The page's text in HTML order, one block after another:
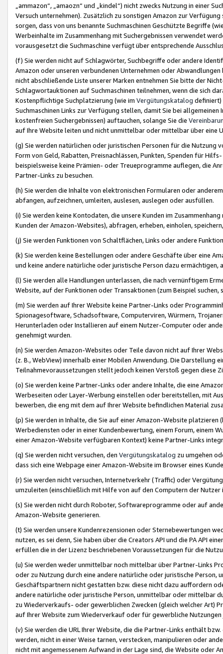
„ammazon“, „amaozn“ und „kindel“) nicht zwecks Nutzung in einer
Versuch unternehmen). Zusätzlich zu sonstigen Amazon zur
sorgen, dass von uns benannte Suchmaschinen Geschützte Begriffe
Werbeinhalte im Zusammenhang mit Suchergebnissen verwendet
vorausgesetzt die Suchmaschine verfügt über entsprechende
(f) Sie werden nicht auf Schlagwörter, Suchbegriffe oder andere
Amazon oder unseren verbundenen Unternehmen oder
nicht abschließende Liste unserer Marken entnehmen Sie bitte der
Schlagwortauktionen auf Suchmaschinen teilnehmen, wenn die sich
Kostenpflichtige Suchplatzierung (wie im Vergütungskatalog definiert)
Suchmaschinen Links zur Verfügung stellen, damit Sie bei
kostenfreien Suchergebnissen) auftauchen, solange Sie die
auf Ihre Website leiten und nicht unmittelbar oder mittelbar über eine
(g) Sie werden natürlichen oder juristischen Personen für die Nutzung
Form von Geld, Rabatten, Preisnachlässen, Punkten, Spenden für
beispielsweise keine Prämien- oder Treueprogramme auflegen, die
Partner-Links zu besuchen.
(h) Sie werden die Inhalte von elektronischen Formularen oder
abfangen, aufzeichnen, umleiten, auslesen, auslegen oder ausfüllen.
(i) Sie werden keine Kontodaten, die unsere Kunden im
Kunden der Amazon-Websites), abfragen, erheben, einholen,
(j) Sie werden Funktionen von Schaltflächen, Links oder andere
(k) Sie werden keine Bestellungen oder andere Geschäfte über eine
und keine andere natürliche oder juristische Person dazu
(l) Sie werden alle Handlungen unterlassen, die nach vernünftigem
Website, auf der Funktionen oder Transaktionen (zum Beispiel
(m) Sie werden auf Ihrer Website keine Partner-Links oder
Spionagesoftware, Schadsoftware, Computerviren, Würmern,
Herunterladen oder Installieren auf einem Nutzer-Computer oder
genehmigt wurden.
(n) Sie werden Amazon-Websites oder Teile davon nicht auf Ihrer
(z. B., WebView) innerhalb einer Mobilen Anwendung. Die Darstellung
Teilnahmevoraussetzungen stellt jedoch keinen Verstoß gegen diese
(o) Sie werden keine Partner-Links oder andere Inhalte, die eine
Werbeseiten oder Layer-Werbung einstellen oder bereitstellen, mit
bewerben, die eng mit dem auf Ihrer Website befindlichen Material
(p) Sie werden in Inhalte, die Sie auf einer Amazon-Website
Werbediensten oder in einer Kundenbewertung, einem Forum, einem
einer Amazon-Website verfügbaren Kontext) keine Partner-Links
(q) Sie werden nicht versuchen, den Vergütungskatalog zu umgehen
dass sich eine Webpage einer Amazon-Website im Browser eines
(r) Sie werden nicht versuchen, Internetverkehr (Traffic) oder
umzuleiten (einschließlich mit Hilfe von auf den Computern der
(s) Sie werden nicht durch Roboter, Softwareprogramme oder auf
Amazon-Website generieren.
(t) Sie werden unsere Kundenrezensionen oder Sternebewertungen
nutzen, es sei denn, Sie haben über die Creators API und die PA API
erfüllen die in der Lizenz beschriebenen Voraussetzungen für die
(u) Sie werden weder unmittelbar noch mittelbar über Partner-Links
oder zu Nutzung durch eine andere natürliche oder juristische
Geschäftspartnern nicht gestatten bzw. diese nicht dazu auffordern
andere natürliche oder juristische Person, unmittelbar oder mittelbar
zu Wiederverkaufs- oder gewerblichen Zwecken (gleich welcher Art)
auf Ihrer Website zum Wiederverkauf oder für gewerbliche
(v) Sie werden die URL Ihrer Website, die die Partner-Links enthält
werden, nicht in einer Weise tarnen, verstecken, manipulieren oder
nicht mit angemessenem Aufwand in der Lage sind, die Website oder